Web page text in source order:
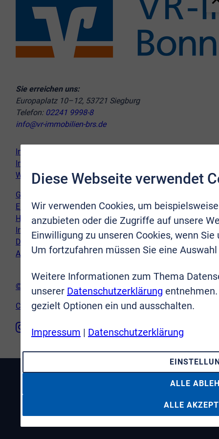
Sie erreichen uns:
Europaplatz 10–12, 53721 Siegburg
Telefon: 02241 9998-8
info@vr-immobilien-brs.de
Immobilie verkaufen
Immobilie kaufen
Wir vor Ort
Genderhinweis
Erklärung zur Barrierefreiheit
Hinweispflicht Newsletter
Impressum
Datenschutz
AGB
© VR-Immobilien Bonn Rhein-Sieg GmbH
Cookie-Einstellungen
Diese Webseite verwendet
Wir verwenden Cookies, um
anzubieten oder die Zugriffe auf unsere
Einwilligung zu unseren Cookies, wenn
Um fortzufahren müssen Sie eine
Weitere Informationen zum Thema
unserer Datenschutzerklärung
gezielt Optionen ein und ausschalten.
Impressum | Datenschutzerklärung
ALLE
ALLE